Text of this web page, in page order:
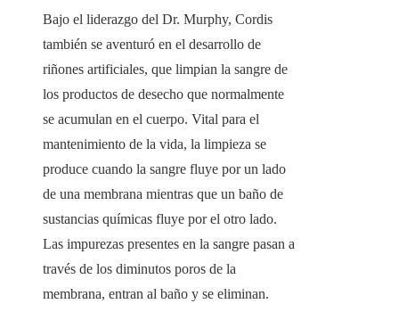
Bajo el liderazgo del Dr. Murphy, Cordis
también se aventuró en el desarrollo de
riñones artificiales, que limpian la sangre de
los productos de desecho que normalmente
se acumulan en el cuerpo. Vital para el
mantenimiento de la vida, la limpieza se
produce cuando la sangre fluye por un lado
de una membrana mientras que un baño de
sustancias químicas fluye por el otro lado.
Las impurezas presentes en la sangre pasan a
través de los diminutos poros de la
membrana, entran al baño y se eliminan.